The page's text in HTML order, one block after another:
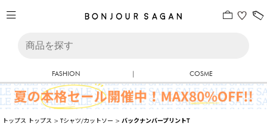
FASHION | COSME
トップス トップス >Tシャツ/カットソー >バックナンバープリントT